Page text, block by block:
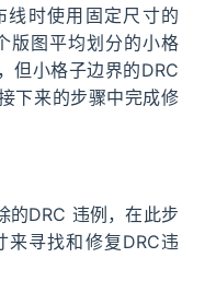
线时使用固定尺寸的
版图平均划分的小格
但小格子边界的DRC
下来的步骤中完成修
的DRC 违例，在此步
寻找和修复DRC违